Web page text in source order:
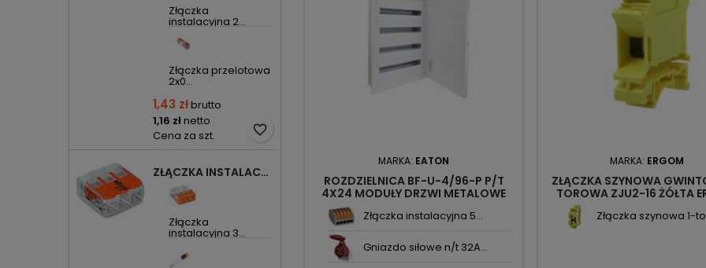
Złączka
instalacyjna 2...
Złączka przelotowa
2x0...
1,43 złbrutto
1,16 złnetto
Cena za szt.
favorite_border
ZŁĄCZKA INSTALACYJNA 3X UNIWERSALNA COMPACT 221-413 WAGO
Złączka
instalacyjna 3...
MARKA: EATON
ROZDZIELNICA BF-U-4/96-P P/T
4X24 MODUŁY DRZWI METALOWE
IP30 285350 EATON ELECTRIC
Złączka instalacyjna 5...
Gniazdo siłowe n/t 32A...
MARKA: ERGOM
ZŁĄCZKA SZYNOWA
TOROWA ZJU2-16 ŻÓŁTA
Złączka szynowa 1-